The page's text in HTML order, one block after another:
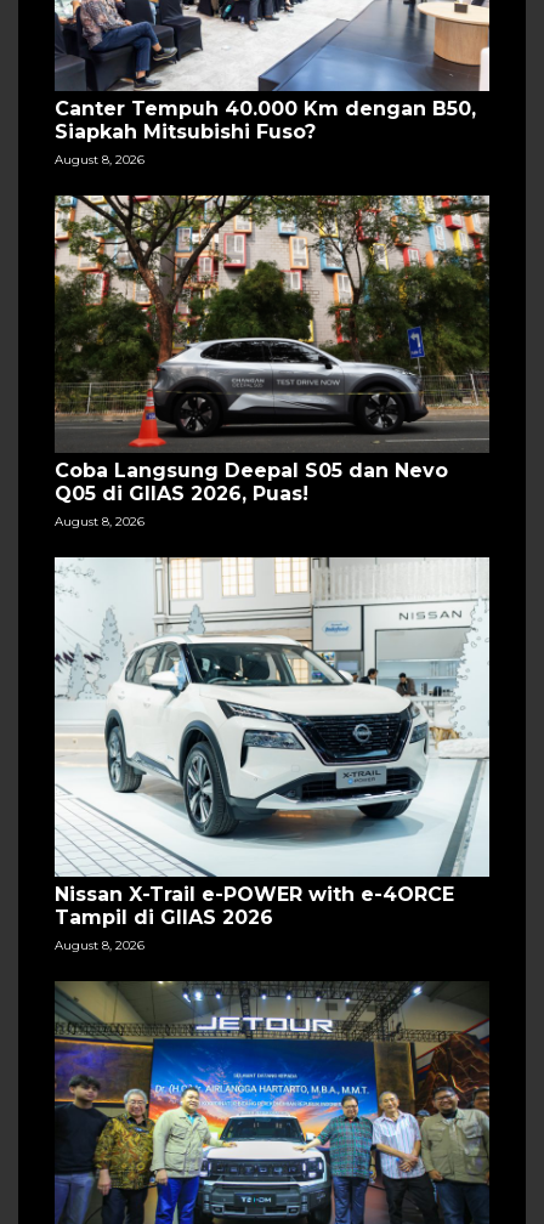
Canter Tempuh 40.000 Km dengan B50,
Siapkah Mitsubishi Fuso?
August 8, 2026
Coba Langsung Deepal S05 dan Nevo
Q05 di GIIAS 2026, Puas!
August 8, 2026
Nissan X-Trail e-POWER with e-4ORCE
Tampil di GIIAS 2026
August 8, 2026